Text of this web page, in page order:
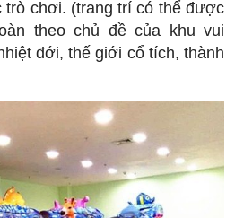
trò chơi. (trang trí có thể được
theo chủ đề của khu vui
đới, thế giới cổ tích, thành